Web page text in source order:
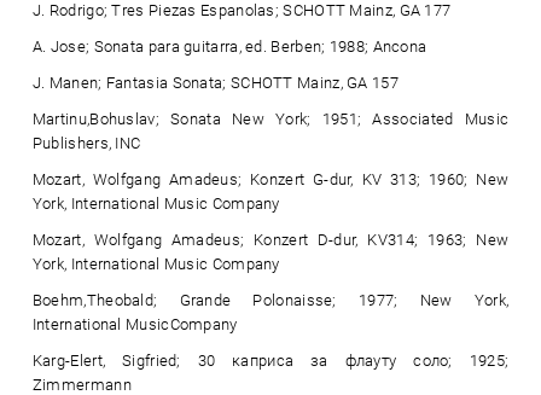
J. Rodrigo; Tres Piezas Espanolas; SCHOTT Mainz, GA 177
A. Jose; Sonata para guitarra, ed. Berben; 1988; Ancona
J. Manen; Fantasia Sonata; SCHOTT Mainz, GA 157
Martinu,Bohuslav; Sonata New York; 1951; Associated Music
Publishers, INC
Mozart, Wolfgang Amadeus; Konzert G-dur, KV 313; 1960; New
York, International Music Company
Mozart, Wolfgang Amadeus; Konzert D-dur, KV314; 1963; New
York, International Music Company
Boehm,Theobald; Grande Polonaisse; 1977; New York,
International MusicCompany
Karg-Elert, Sigfried; 30 каприса за флауту соло; 1925;
Zimmermann